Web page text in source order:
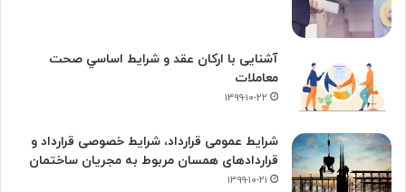
آشنایی با ارکان عقد و شرايط اساسي صحت
معاملات
۱۳۹۹-۱۰-۲۲
شرایط عمومی قرارداد، شرایط خصوصی قرارداد و
قراردادهای همسان مربوط به مجریان ساختمان
۱۳۹۹-۱۰-۲۱